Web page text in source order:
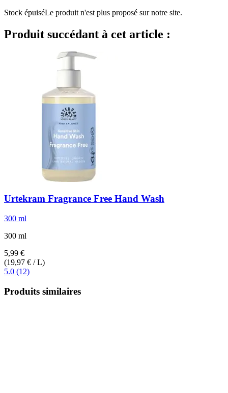
Stock épuiséLe produit n'est plus proposé sur notre site.
Produit succédant à cet article :
Urtekram Fragrance Free Hand Wash
300 ml
300 ml
5,99 €
(19,97 € / L)
5.0 (12)
Produits similaires